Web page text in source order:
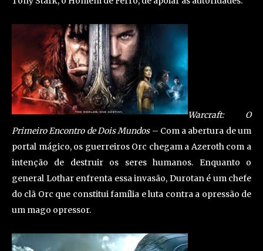
Warcraft: O
Primeiro Encontro de Dois Mundos– Com a abertura de um
portal mágico, os guerreiros Orc chegam a Azeroth com a
intenção de destruir os seres humanos. Enquanto o
general Lothar enfrenta essa invasão, Durotan é um chefe
do clã Orc que constitui família e luta contra a opressão de
um mago opressor.